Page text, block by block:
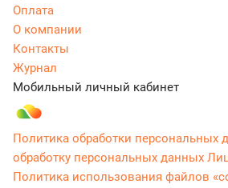
Оплата
О компании
Контакты
Журнал
Мобильный личный кабинет
Политика обработки персональных
обработку персональных данных
Политика использования файлов